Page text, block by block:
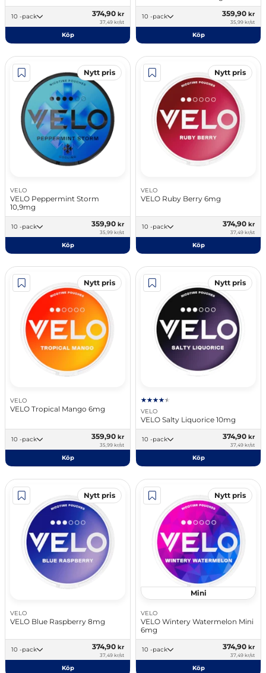
10 -pack 374,90 kr
37,49 kr/st
Köp
10 -pack 359,90 kr
35,99 kr/st
Köp
Nytt pris
VELO
VELO Peppermint Storm
10,9mg
10 -pack 359,90 kr
35,99 kr/st
Köp
Nytt pris
VELO
VELO Ruby Berry 6mg
10 -pack 374,90 kr
37,49 kr/st
Köp
Nytt pris
VELO
VELO Tropical Mango 6mg
10 -pack 359,90 kr
35,99 kr/st
Köp
Nytt pris
VELO
VELO Salty Liquorice 10mg
10 -pack 374,90 kr
37,49 kr/st
Köp
Nytt pris
VELO
VELO Blue Raspberry 8mg
10 -pack 374,90 kr
37,49 kr/st
Köp
Nytt pris
Mini
VELO
VELO Wintery Watermelon Mini
6mg
10 -pack 374,90 kr
37,49 kr/st
Köp